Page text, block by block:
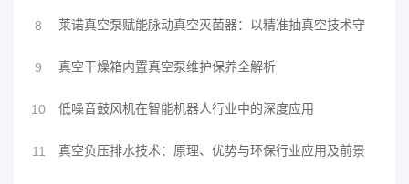
8 莱诺真空泵赋能脉动真空灭菌器：以精准抽真空技术守
9 真空干燥箱内置真空泵维护保养全解析
10 低噪音鼓风机在智能机器人行业中的深度应用
11 真空负压排水技术：原理、优势与环保行业应用及前景